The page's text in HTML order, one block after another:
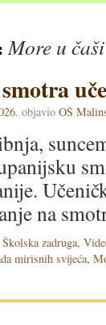
More u čaši
objavio OŠ
na
Školska zadruga,
mirisnih svijeća,